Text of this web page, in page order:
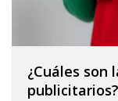
¿Cuáles
publicitarios?